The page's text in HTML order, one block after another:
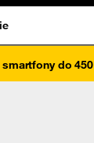
do